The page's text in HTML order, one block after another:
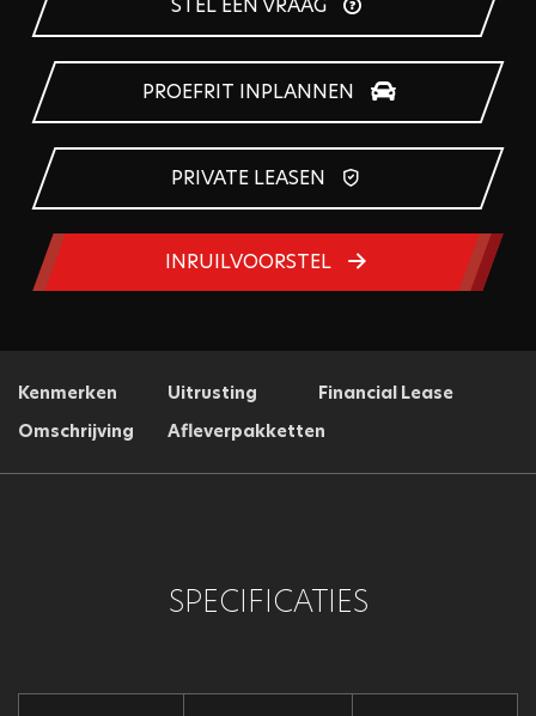
PROEFRIT INPLANNEN
PRIVATE LEASEN
INRUILVOORSTEL
Kenmerken Uitrusting
Financial Lease
Omschrijving
Afleverpakketten
SPECIFICATIES